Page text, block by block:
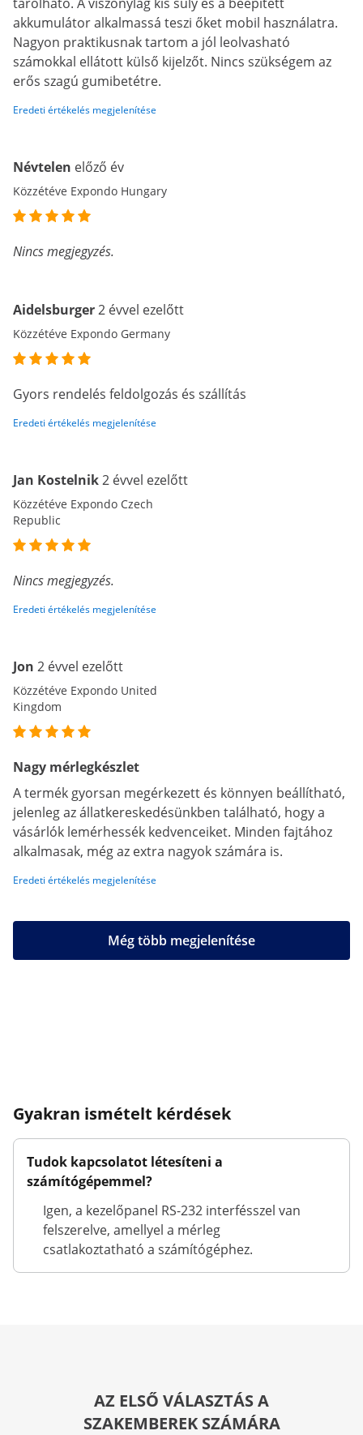
akkumulátor alkalmassá teszi őket mobil használatra.
Nagyon praktikusnak tartom a jól leolvasható
számokkal ellátott külső kijelzőt. Nincs szükségem az
erős szagú gumibetétre.
Eredeti értékelés megjelenítése
Névtelen előző év
Közzétéve Expondo Hungary
Nincs megjegyzés.
Aidelsburger2 évvel ezelőtt
Közzétéve Expondo Germany
Gyors rendelés feldolgozás és szállítás
Eredeti értékelés megjelenítése
Jan Kostelnik2 évvel ezelőtt
Közzétéve Expondo Czech
Republic
Nincs megjegyzés.
Eredeti értékelés megjelenítése
Jon 2 évvel ezelőtt
Közzétéve Expondo United
Kingdom
Nagy mérlegkészlet
A termék gyorsan megérkezett és könnyen beállítható,
jelenleg az állatkereskedésünkben található, hogy a
vásárlók lemérhessék kedvenceiket. Minden fajtához
alkalmasak, még az extra nagyok számára is.
Eredeti értékelés megjelenítése
Még több megjelenítése
Gyakran ismételt kérdések
Tudok kapcsolatot létesíteni a
számítógépemmel?
Igen, a kezelőpanel RS-232 interfésszel van
felszerelve, amellyel a mérleg
csatlakoztatható a számítógéphez.
AZ ELSŐ VÁLASZTÁS A
SZAKEMBEREK SZÁMÁRA